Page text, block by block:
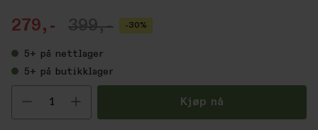
279,- 399,- -30%
5+ på nettlager
5+ på butikklager
Velg antall Kjøp nå